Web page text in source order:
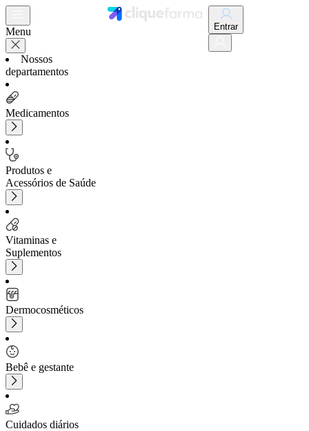
Menu
Nossos
departamentos
Medicamentos
Produtos e
Acessórios de Saúde
Vitaminas e
Suplementos
Dermocosméticos
Bebê e gestante
Cuidados diários
Entrar